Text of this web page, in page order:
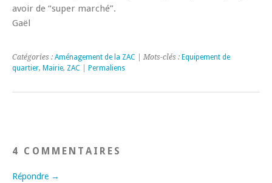
avoir de “super marché”.
Gaël
Catégories : Aménagement de la ZAC | Mots-clés : Equipement de
quartier, Mairie, ZAC Permaliens
4 COMMENTAIRES
Répondre →